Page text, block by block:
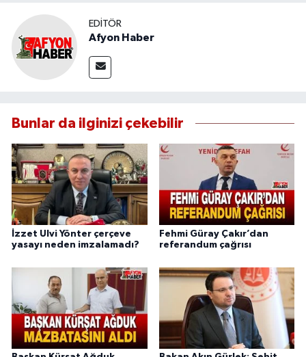
EDITÖR
Afyon Haber
Bunlar da ilginizi çekebilir
İzzet Ulvi Yönter çerçeve
yasayı neden imzalamadı?
Fehmi Güray Çakır’dan
referandum çağrısı